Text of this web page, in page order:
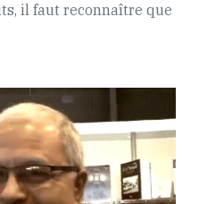
il faut reconnaître que